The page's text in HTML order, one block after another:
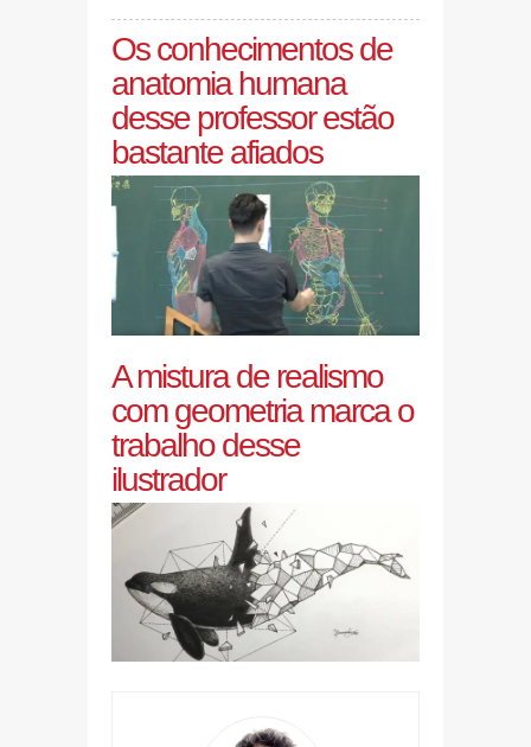
Os conhecimentos de
anatomia humana
desse professor estão
bastante afiados
A mistura de realismo
com geometria marca o
trabalho desse
ilustrador